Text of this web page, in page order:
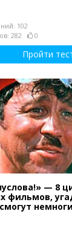
102
282
0
Пройти
— 8
фильмов,